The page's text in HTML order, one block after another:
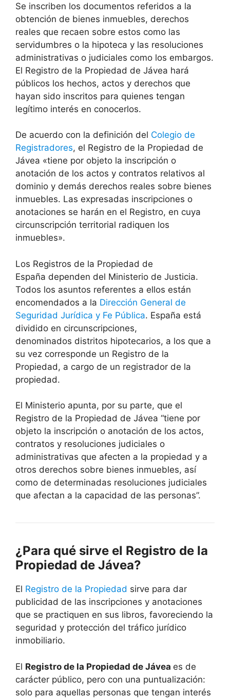
Se inscriben los documentos referidos a la
obtención de bienes inmuebles, derechos
reales que recaen sobre estos como las
servidumbres o la hipoteca y las resoluciones
administrativas o judiciales como los embargos.
El Registro de la Propiedad de Jávea hará
públicos los hechos, actos y derechos que
hayan sido inscritos para quienes tengan
legítimo interés en conocerlos.
De acuerdo con la definición del Colegio de
Registradores, el Registro de la Propiedad de
Jávea «tiene por objeto la inscripción o
anotación de los actos y contratos relativos al
dominio y demás derechos reales sobre bienes
inmuebles. Las expresadas inscripciones o
anotaciones se harán en el Registro, en cuya
circunscripción territorial radiquen los
inmuebles».
Los Registros de la Propiedad de
España dependen del Ministerio de Justicia.
Todos los asuntos referentes a ellos están
encomendados a la Dirección General de
Seguridad Jurídica y Fe Pública. España está
dividido en circunscripciones,
denominados distritos hipotecarios, a los que a
su vez corresponde un Registro de la
Propiedad, a cargo de un registrador de la
propiedad.
El Ministerio apunta, por su parte, que el
Registro de la Propiedad de Jávea “tiene por
objeto la inscripción o anotación de los actos,
contratos y resoluciones judiciales o
administrativas que afecten a la propiedad y a
otros derechos sobre bienes inmuebles, así
como de determinadas resoluciones judiciales
que afectan a la capacidad de las personas”.
¿Para qué sirve el Registro de la
Propiedad de Jávea?
El Registro de la Propiedad sirve para dar
publicidad de las inscripciones y anotaciones
que se practiquen en sus libros, favoreciendo la
seguridad y protección del tráfico jurídico
inmobiliario.
El Registro de la Propiedad de Jávea es de
carácter público, pero con una puntualización:
solo para aquellas personas que tengan interés